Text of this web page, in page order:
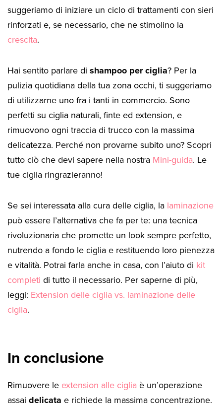
suggeriamo di iniziare un ciclo di trattamenti con sieri
rinforzati e, se necessario, che ne stimolino la
crescita.
Hai sentito parlare di shampoo per ciglia? Per la
pulizia quotidiana della tua zona occhi, ti suggeriamo
di utilizzarne uno fra i tanti in commercio. Sono
perfetti su ciglia naturali, finte ed extension, e
rimuovono ogni traccia di trucco con la massima
delicatezza. Perché non provarne subito uno? Scopri
tutto ciò che devi sapere nella nostra Mini-guida. Le
tue ciglia ringrazieranno!
Se sei interessata alla cura delle ciglia, la laminazione
può essere l’alternativa che fa per te: una tecnica
rivoluzionaria che promette un look sempre perfetto,
nutrendo a fondo le ciglia e restituendo loro pienezza
e vitalità. Potrai farla anche in casa, con l’aiuto di kit
completi di tutto il necessario. Per saperne di più,
leggi: Extension delle ciglia vs. laminazione delle
ciglia.
In conclusione
Rimuovere le extension alle ciglia è un’operazione
assai delicata e richiede la massima concentrazione.